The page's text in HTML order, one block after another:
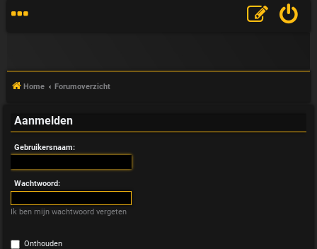
V
&
A
Home Forumoverzicht
Aanmelden
Gebruikersnaam:
Wachtwoord:
Ik ben mijn wachtwoord vergeten
Onthouden